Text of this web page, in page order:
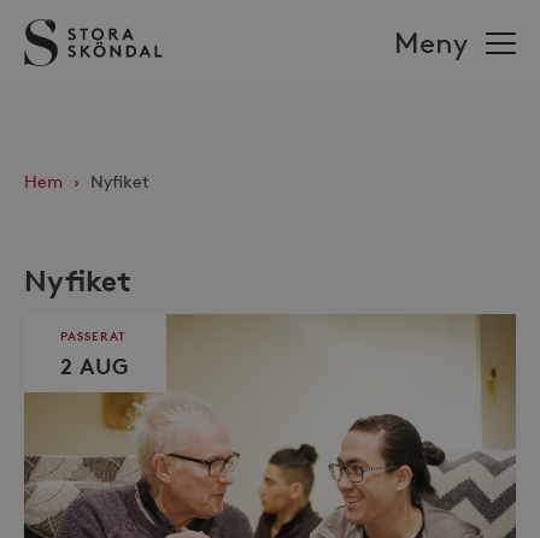
Stora
Sköndal
Meny
Hem › Nyfiket
Nyfiket
PASSERAT
2 AUG